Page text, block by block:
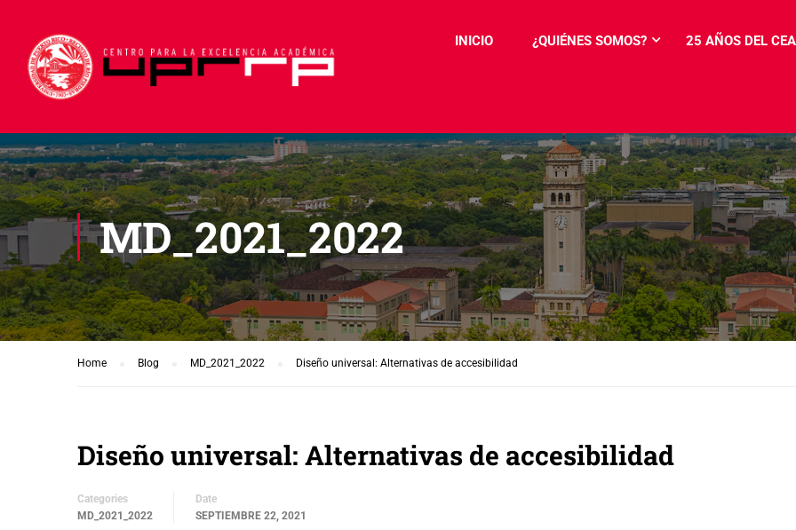
INICIO ¿QUIÉNES SOMOS? 25 AÑOS DEL CEA
MD_2021_2022
Home Blog MD_2021_2022 Diseño universal: Alternativas de accesibilidad
Diseño universal: Alternativas de accesibilidad
Categories
MD_2021_2022
Date
SEPTIEMBRE 22, 2021